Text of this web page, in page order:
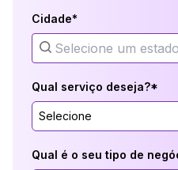
Cidade*
Qual serviço deseja?*
Selecione
Qual é o seu tipo de